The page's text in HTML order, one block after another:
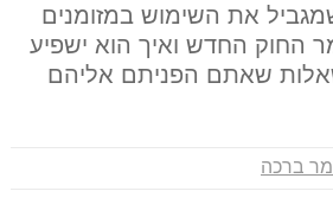
חוק שמגביל את השימוש במזומנים
החוק החדש ואיך הוא ישפיע
שאתם הפניתם אליהם
ברכה